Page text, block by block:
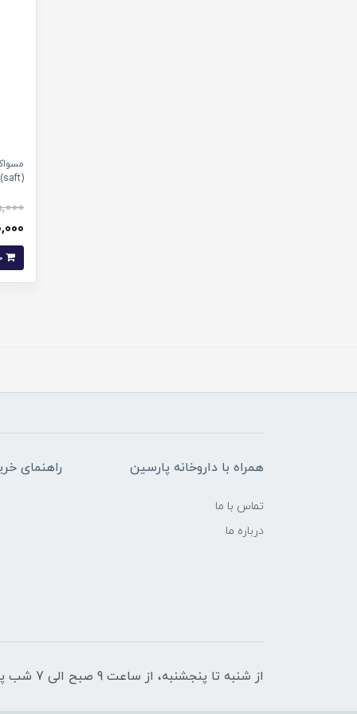
همراه با داروخانه پارسین
تماس با ما
درباره ما
راهنمای
از شنبه تا پنجشنبه، از ساعت 9 صبح الی 7 شب پاسخگوی شما هستیم